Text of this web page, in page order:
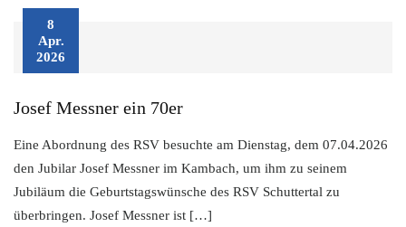
8
Apr.
2026
Josef Messner ein 70er
Eine Abordnung des RSV besuchte am Dienstag, dem 07.04.2026
den Jubilar Josef Messner im Kambach, um ihm zu seinem
Jubiläum die Geburtstagswünsche des RSV Schuttertal zu
überbringen. Josef Messner ist […]